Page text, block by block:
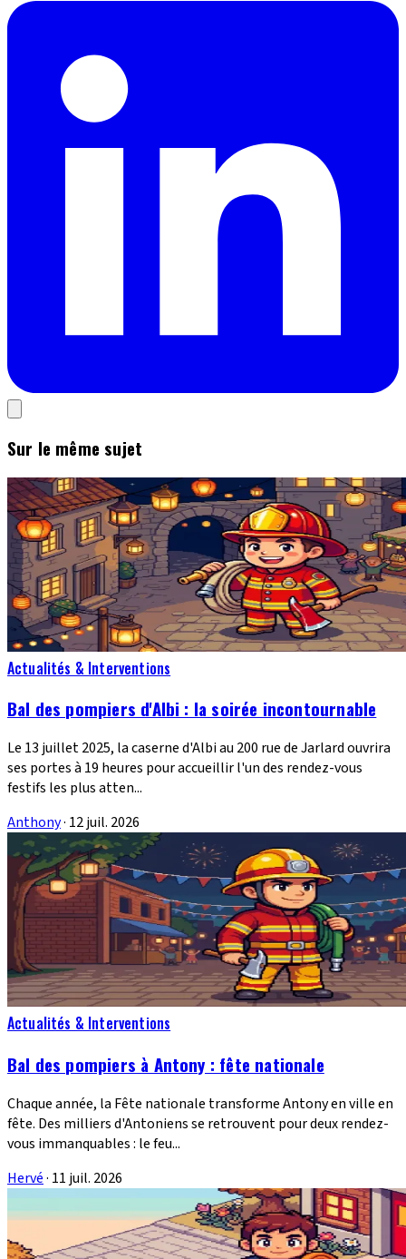
Sur le même sujet
Actualités & Interventions
Bal des pompiers d'Albi : la soirée incontournable
Le 13 juillet 2025, la caserne d'Albi au 200 rue de Jarlard ouvrira
ses portes à 19 heures pour accueillir l'un des rendez-vous
festifs les plus atten...
Anthony· 12 juil. 2026
Actualités & Interventions
Bal des pompiers à Antony : fête nationale
Chaque année, la Fête nationale transforme Antony en ville en
fête. Des milliers d'Antoniens se retrouvent pour deux rendez-
vous immanquables : le feu...
Hervé· 11 juil. 2026